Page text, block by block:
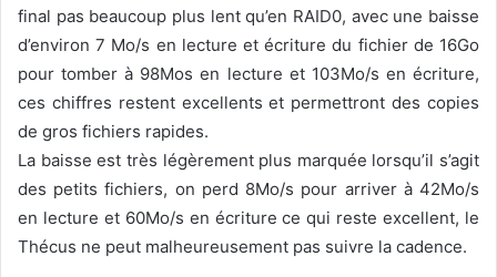
final pas beaucoup plus lent qu’en RAID0, avec une baisse
d’environ 7 Mo/s en lecture et écriture du fichier de 16Go
pour tomber à 98Mos en lecture et 103Mo/s en écriture,
ces chiffres restent excellents et permettront des copies
de gros fichiers rapides.
La baisse est très légèrement plus marquée lorsqu’il s’agit
des petits fichiers, on perd 8Mo/s pour arriver à 42Mo/s
en lecture et 60Mo/s en écriture ce qui reste excellent, le
Thécus ne peut malheureusement pas suivre la cadence.